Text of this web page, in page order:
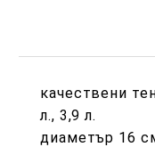
качествени
л., 3,9 л.
диаметър 16